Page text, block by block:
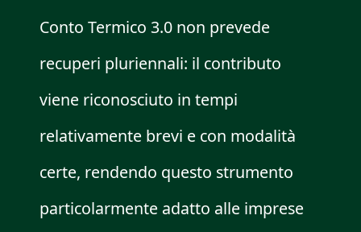
Conto Termico 3.0 non prevede
recuperi pluriennali: il contributo
viene riconosciuto in tempi
relativamente brevi e con modalità
certe, rendendo questo strumento
particolarmente adatto alle imprese